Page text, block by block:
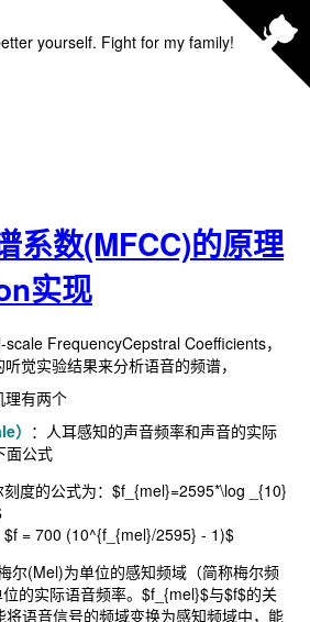
yourself. Fight for my family!
系数(MFCC)的原理
实现
FrequencyCepstral Coefficients，
觉实验结果来分析语音的频谱，
理有两个
） ：人耳感知的声音频率和声音的实际
面公式
刻度的公式为：$f_{mel}=2595*\log _{10}
$f = 700 (10^{f_{mel}/2595} - 1)$
(Mel)为单位的感知频域（简称梅尔频
的实际语音频率。$f_{mel}$与$f$的关
语音信号的频域变换为感知频域中，能